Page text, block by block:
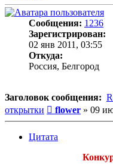
Сообщения: 1236
Зарегистрирован:
02 янв 2011, 03:55
Откуда:
Россия, Белгород
Заголовок сообщения:
открытки
Сообщение
flower » 09
Цитата